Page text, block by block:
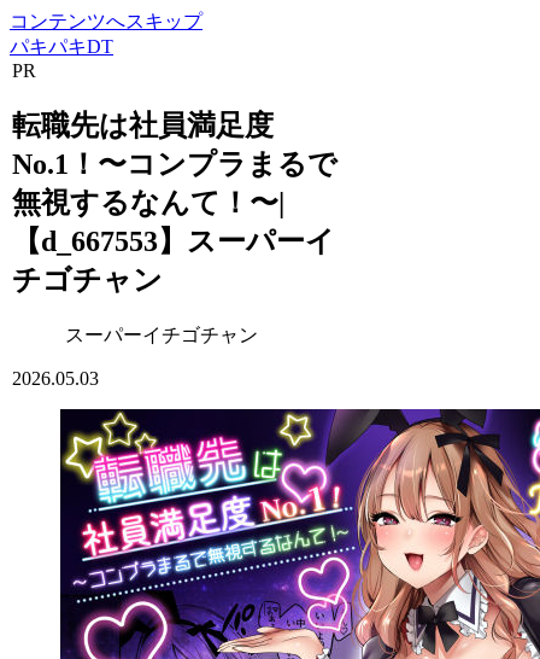
コンテンツへスキップ
パキパキDT
PR
転職先は社員満足度
No.1！〜コンプラまるで
無視するなんて！〜|
【d_667553】スーパーイ
チゴチャン
スーパーイチゴチャン
2026.05.03